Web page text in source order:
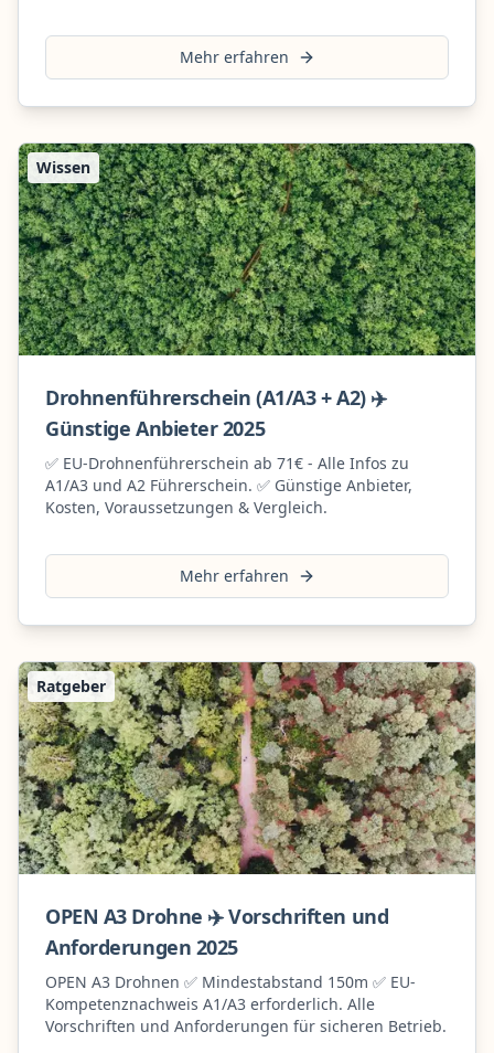
Mehr erfahren
Wissen
Drohnenführerschein (A1/A3 + A2) ✈️
Günstige Anbieter 2025
✅ EU-Drohnenführerschein ab 71€ - Alle Infos zu
A1/A3 und A2 Führerschein. ✅ Günstige Anbieter,
Kosten, Voraussetzungen & Vergleich.
Mehr erfahren
Ratgeber
OPEN A3 Drohne ✈️ Vorschriften und
Anforderungen 2025
OPEN A3 Drohnen ✅ Mindestabstand 150m ✅ EU-
Kompetenznachweis A1/A3 erforderlich. Alle
Vorschriften und Anforderungen für sicheren Betrieb.